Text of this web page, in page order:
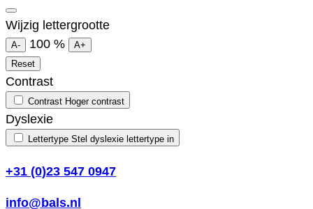
Wijzig lettergrootte
A- 100 %
A+
Reset
Contrast
Contrast Hoger contrast
Dyslexie
Lettertype Stel dyslexie lettertype in
+31 (0)23 547 0947
info@bals.nl